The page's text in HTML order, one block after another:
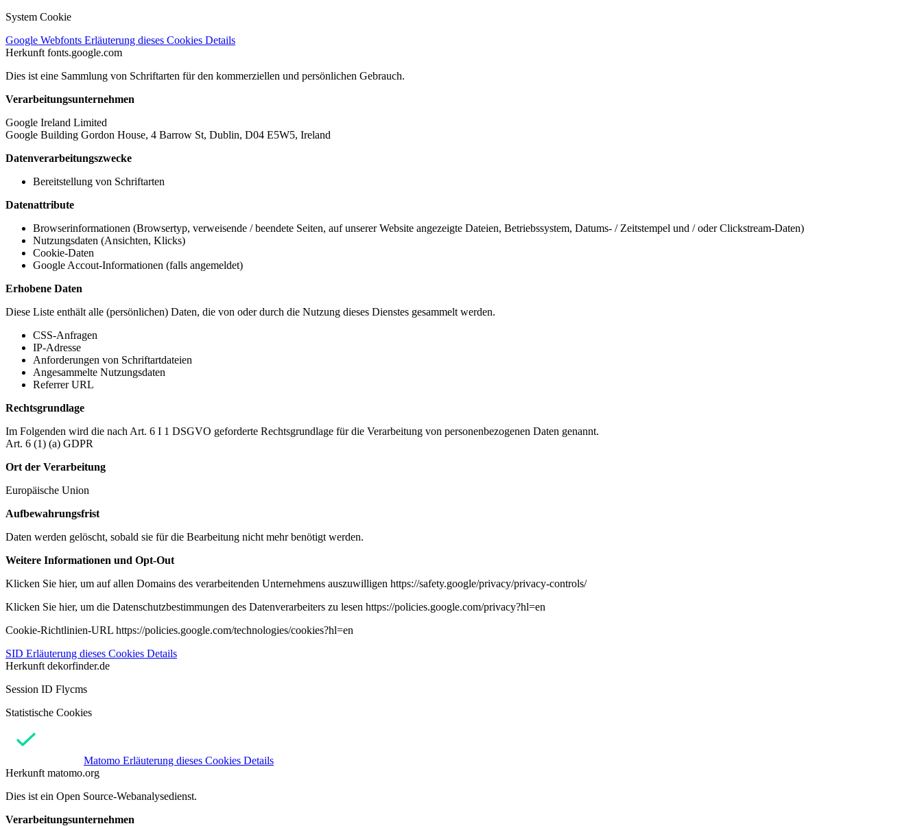
System Cookie
Google Webfonts Erläuterung dieses Cookies Details
Herkunft fonts.google.com
Dies ist eine Sammlung von Schriftarten für den kommerziellen und persönlichen Gebrauch.
Verarbeitungsunternehmen
Google Ireland Limited
Google Building Gordon House, 4 Barrow St, Dublin, D04 E5W5, Ireland
Datenverarbeitungszwecke
Bereitstellung von Schriftarten
Datenattribute
Browserinformationen (Browsertyp, verweisende / beendete Seiten, auf unserer Website angezeigte Dateien, Betriebssystem, Datums- / Zeitstempel und / oder Clickstream-Daten)
Nutzungsdaten (Ansichten, Klicks)
Cookie-Daten
Google Accout-Informationen (falls angemeldet)
Erhobene Daten
Diese Liste enthält alle (persönlichen) Daten, die von oder durch die Nutzung dieses Dienstes gesammelt werden.
CSS-Anfragen
IP-Adresse
Anforderungen von Schriftartdateien
Angesammelte Nutzungsdaten
Referrer URL
Rechtsgrundlage
Im Folgenden wird die nach Art. 6 I 1 DSGVO geforderte Rechtsgrundlage für die Verarbeitung von personenbezogenen Daten genannt.
Art. 6 (1) (a) GDPR
Ort der Verarbeitung
Europäische Union
Aufbewahrungsfrist
Daten werden gelöscht, sobald sie für die Bearbeitung nicht mehr benötigt werden.
Weitere Informationen und Opt-Out
Klicken Sie hier, um auf allen Domains des verarbeitenden Unternehmens auszuwilligen https://safety.google/privacy/privacy-controls/
Klicken Sie hier, um die Datenschutzbestimmungen des Datenverarbeiters zu lesen https://policies.google.com/privacy?hl=en
Cookie-Richtlinien-URL https://policies.google.com/technologies/cookies?hl=en
SID Erläuterung dieses Cookies Details
Herkunft dekorfinder.de
Session ID Flycms
Statistische Cookies
Matomo Erläuterung dieses Cookies Details
Herkunft matomo.org
Dies ist ein Open Source-Webanalysedienst.
Verarbeitungsunternehmen